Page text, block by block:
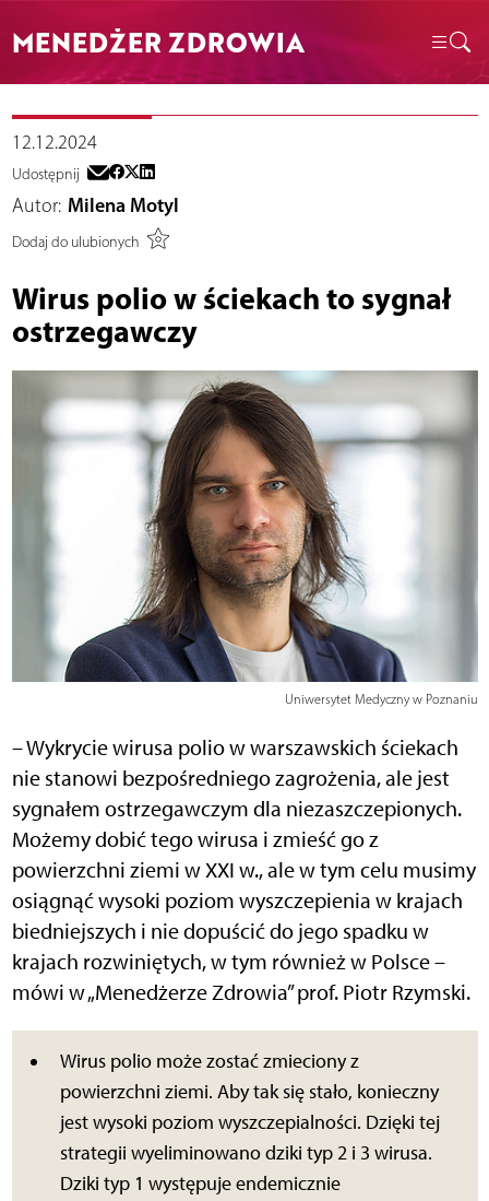
MENEDŻER ZDROWIA
12.12.2024
Udostępnij
Autor: Milena Motyl
Dodaj do ulubionych
Wirus polio w ściekach to sygnał
ostrzegawczy
Uniwersytet Medyczny w Poznaniu
– Wykrycie wirusa polio w warszawskich ściekach
nie stanowi bezpośredniego zagrożenia, ale jest
sygnałem ostrzegawczym dla niezaszczepionych.
Możemy dobić tego wirusa i zmieść go z
powierzchni ziemi w XXI w., ale w tym celu musimy
osiągnąć wysoki poziom wyszczepienia w krajach
biedniejszych i nie dopuścić do jego spadku w
krajach rozwiniętych, w tym również w Polsce –
mówi w „Menedżerze Zdrowia” prof. Piotr Rzymski.
Wirus polio może zostać zmieciony z
powierzchni ziemi. Aby tak się stało, konieczny
jest wysoki poziom wyszczepialności. Dzięki tej
strategii wyeliminowano dziki typ 2 i 3 wirusa.
Dziki typ 1 występuje endemicznie